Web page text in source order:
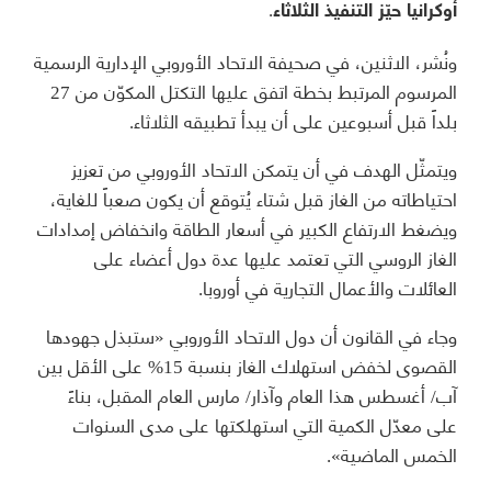
أوكرانيا حيّز التنفيذ الثلاثاء.
ونُشر، الاثنين، في صحيفة الاتحاد الأوروبي الإدارية الرسمية
المرسوم المرتبط بخطة اتفق عليها التكتل المكوّن من 27
بلداً قبل أسبوعين على أن يبدأ تطبيقه الثلاثاء.
ويتمثّل الهدف في أن يتمكن الاتحاد الأوروبي من تعزيز
احتياطاته من الغاز قبل شتاء يُتوقع أن يكون صعباً للغاية،
ويضغط الارتفاع الكبير في أسعار الطاقة وانخفاض إمدادات
الغاز الروسي التي تعتمد عليها عدة دول أعضاء على
العائلات والأعمال التجارية في أوروبا.
وجاء في القانون أن دول الاتحاد الأوروبي «ستبذل جهودها
القصوى لخفض استهلاك الغاز بنسبة 15% على الأقل بين
آب/ أغسطس هذا العام وآذار/ مارس العام المقبل، بناءً
على معدّل الكمية التي استهلكتها على مدى السنوات
الخمس الماضية».